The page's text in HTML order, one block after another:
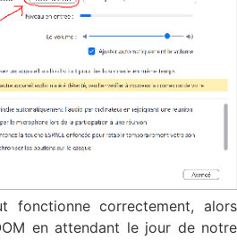
fonctionne correctement, alors
en attendant le jour de notre